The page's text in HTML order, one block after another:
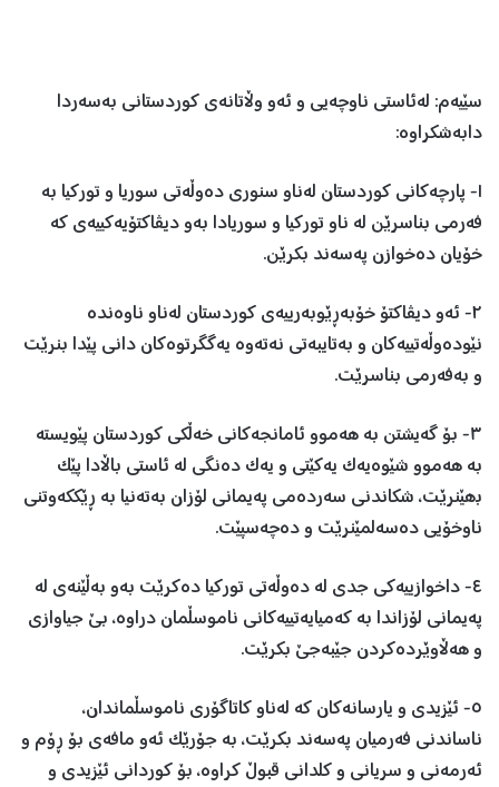
سێیەم: لەئاستی ناوچەیی و ئەو وڵاتانەی کوردستانی بەسەردا
دابەشکراوە:
١- پارچەکانی کوردستان لەناو سنوری دەوڵەتی سوریا و تورکیا بە
فەرمی بناسرێن لە ناو تورکیا و سوریادا بەو دیڤاکتۆیەکییەی کە
خۆیان دەخوازن پەسەند بکرێن.
٢- ئەو دیڤاکتۆ خۆبەڕێوبەرییەی کوردستان لەناو ناوەندە
نێودەوڵەتییەکان و بەتایبەتی نەتەوە یەگگرتوەکان دانی پێدا بنرێت
و بەفەرمی بناسرێت.
٣- بۆ گەیشتن بە ھەموو ئامانجەکانی خەڵکی کوردستان پێویستە
بە ھەموو شێوەیەک یەکێتی و یەک دەنگی لە ئاستی باڵادا پێک
بھێنرێت، شکاندنی سەردەمی پەیمانی لۆزان بەتەنیا بە ڕێککەوتنی
ناوخۆیی دەسەلمێنرێت و دەچەسپێت.
٤- داخوازییەکی جدی لە دەوڵەتی تورکیا دەکرێت بەو بەڵێنەی لە
پەیمانی لۆزاندا بە کەمیایەتییەکانی ناموسڵمان دراوە، بێ جیاوازی
و ھەڵاوێردەکردن جێبەجێ بکرێت.
٥- ئێزیدی و یارسانەکان کە لەناو کاتاگۆری ناموسڵماندان،
ناساندنی فەرمیان پەسەند بکرێت، بە جۆرێک ئەو مافەی بۆ ڕۆم و
ئەرمەنی و سریانی و کلدانی قبوڵ کراوە، بۆ کوردانی ئێزیدی و